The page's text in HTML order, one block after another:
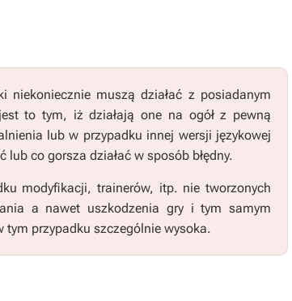
niekoniecznie muszą działać z posiadanym
to tym, iż działają one na ogół z pewną
lub w przypadku innej wersji językowej
co gorsza działać w sposób błędny.
modyfikacji, trainerów, itp. nie tworzonych
a nawet uszkodzenia gry i tym samym
przypadku szczególnie wysoka.